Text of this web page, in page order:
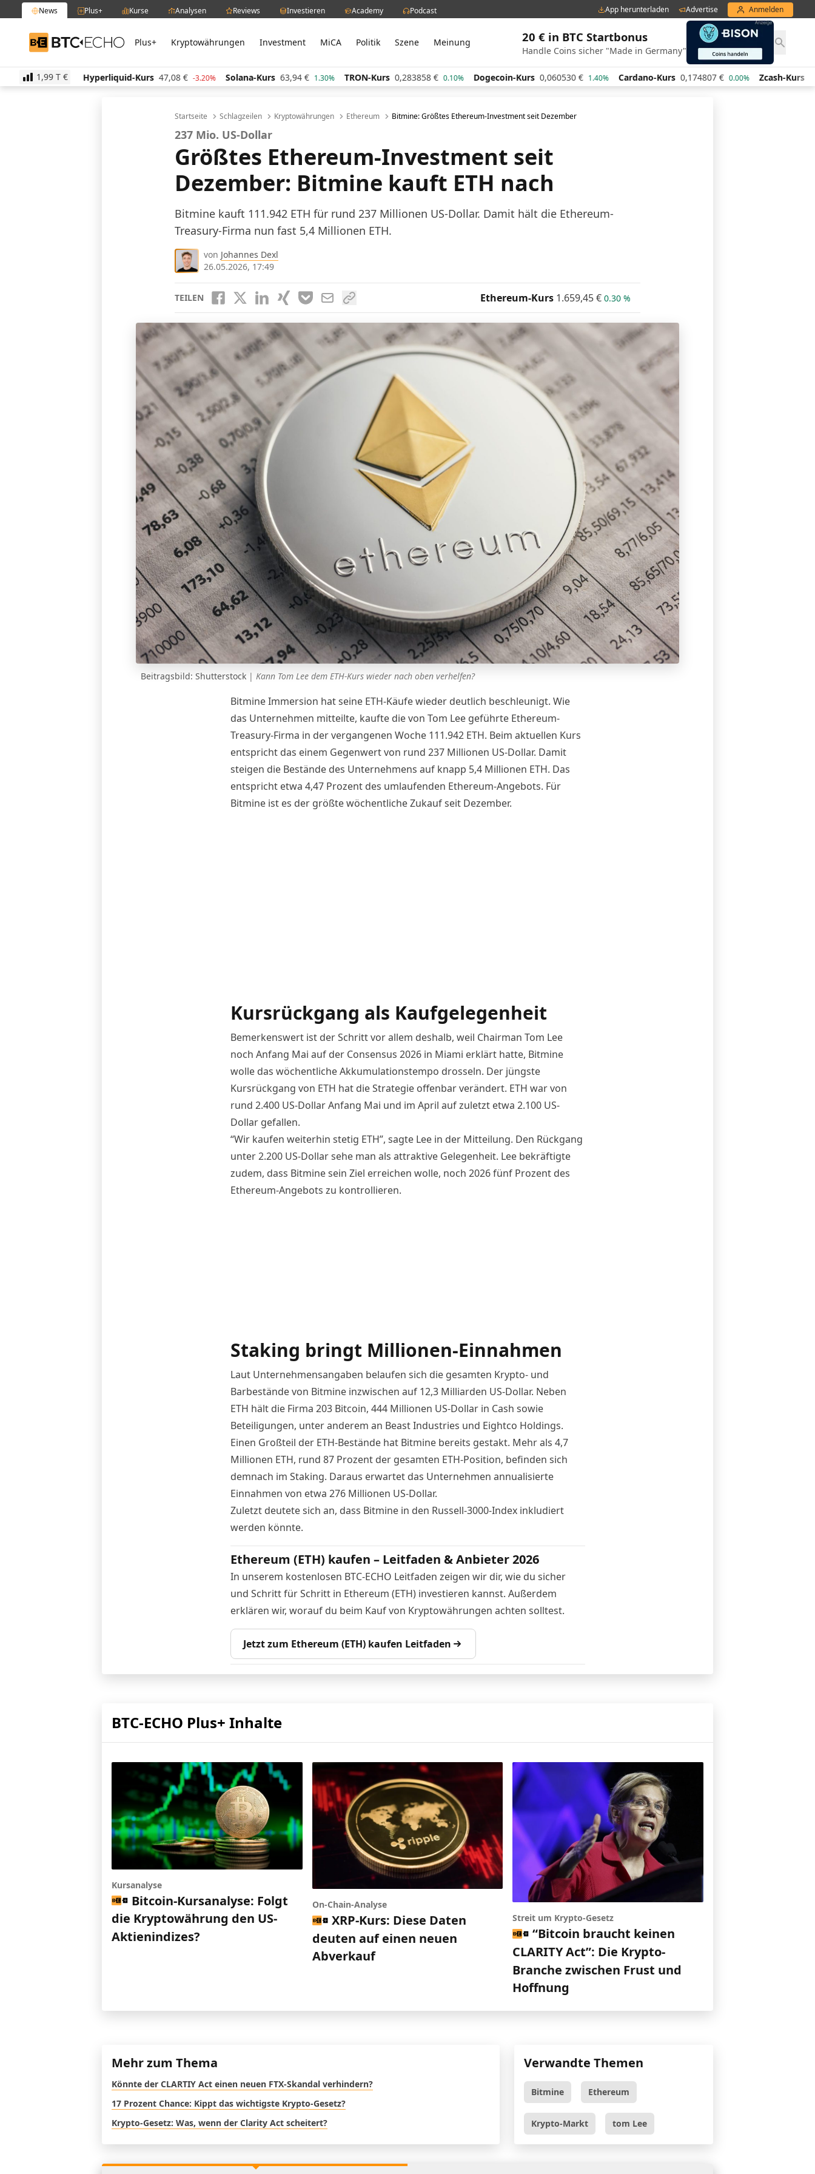
News Plus+ Kurse Analysen Reviews Investieren Academy Podcast App herunterladen Advertise Anmelden
BTC-ECHO Plus+ Kryptowährungen Investment MiCA Politik Szene Meinung 20 € in BTC Startbonus
Handle Coins sicher "Made in Germany"
1,99 T €
0.40% Hyperliquid-Kurs 47,08 € -3.20% Solana-Kurs 63,94 € 1.30% TRON-Kurs 0,283858 € 0.10% Dogecoin-Kurs 0,060530 € 1.40% Cardano-Kurs 0,174807 € 0.00% Zcash-Kurs 443,85 €
Startseite Schlagzeilen Kryptowährungen Ethereum Bitmine: Größtes Ethereum-Investment seit Dezember
237 Mio. US-Dollar
Größtes Ethereum-Investment seit
Dezember: Bitmine kauft ETH nach
Bitmine kauft 111.942 ETH für rund 237 Millionen US-Dollar. Damit hält die Ethereum-
Treasury-Firma nun fast 5,4 Millionen ETH.
von Johannes Dexl
26.05.2026, 17:49
TEILEN Ethereum-Kurs 1.659,45€ 0.30 %
Beitragsbild: Shutterstock | Kann Tom Lee dem ETH-Kurs wieder nach oben verhelfen?
Bitmine Immersion hat seine ETH-Käufe wieder deutlich beschleunigt. Wie
das Unternehmen mitteilte, kaufte die von Tom Lee geführte Ethereum-
Treasury-Firma in der vergangenen Woche 111.942 ETH. Beim aktuellen Kurs
entspricht das einem Gegenwert von rund 237 Millionen US-Dollar. Damit
steigen die Bestände des Unternehmens auf knapp 5,4 Millionen ETH. Das
entspricht etwa 4,47 Prozent des umlaufenden Ethereum-Angebots. Für
Bitmine ist es der größte wöchentliche Zukauf seit Dezember.
Kursrückgang als Kaufgelegenheit
Bemerkenswert ist der Schritt vor allem deshalb, weil Chairman Tom Lee
noch Anfang Mai auf der Consensus 2026 in Miami erklärt hatte, Bitmine
wolle das wöchentliche Akkumulationstempo drosseln. Der jüngste
Kursrückgang von ETH hat die Strategie offenbar verändert. ETH war von
rund 2.400 US-Dollar Anfang Mai und im April auf zuletzt etwa 2.100 US-
Dollar gefallen.
“Wir kaufen weiterhin stetig ETH”, sagte Lee in der Mitteilung. Den Rückgang
unter 2.200 US-Dollar sehe man als attraktive Gelegenheit. Lee bekräftigte
zudem, dass Bitmine sein Ziel erreichen wolle, noch 2026 fünf Prozent des
Ethereum-Angebots zu kontrollieren.
Staking bringt Millionen-Einnahmen
Laut Unternehmensangaben belaufen sich die gesamten Krypto- und
Barbestände von Bitmine inzwischen auf 12,3 Milliarden US-Dollar. Neben
ETH hält die Firma 203 Bitcoin, 444 Millionen US-Dollar in Cash sowie
Beteiligungen, unter anderem an Beast Industries und Eightco Holdings.
Einen Großteil der ETH-Bestände hat Bitmine bereits gestakt. Mehr als 4,7
Millionen ETH, rund 87 Prozent der gesamten ETH-Position, befinden sich
demnach im Staking. Daraus erwartet das Unternehmen annualisierte
Einnahmen von etwa 276 Millionen US-Dollar.
Zuletzt deutete sich an, dass Bitmine in den Russell-3000-Index inkludiert
werden könnte.
Ethereum (ETH) kaufen – Leitfaden & Anbieter 2026
In unserem kostenlosen BTC-ECHO Leitfaden zeigen wir dir, wie du sicher
und Schritt für Schritt in Ethereum (ETH) investieren kannst. Außerdem
erklären wir, worauf du beim Kauf von Kryptowährungen achten solltest.
Jetzt zum Ethereum (ETH) kaufen Leitfaden
BTC-ECHO Plus+ Inhalte
Kursanalyse
Bitcoin-Kursanalyse: Folgt
die Kryptowährung den US-
Aktienindizes?
On-Chain-Analyse
XRP-Kurs: Diese Daten
deuten auf einen neuen
Abverkauf
Streit um Krypto-Gesetz
“Bitcoin braucht keinen
CLARITY Act”: Die Krypto-
Branche zwischen Frust und
Hoffnung
Mehr zum Thema
Könnte der CLARTIY Act einen neuen FTX-Skandal verhindern?
17 Prozent Chance: Kippt das wichtigste Krypto-Gesetz?
Krypto-Gesetz: Was, wenn der Clarity Act scheitert?
Verwandte Themen
Bitmine Ethereum
Krypto-Markt tom Lee